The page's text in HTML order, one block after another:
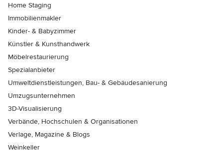
Home Staging
Immobilienmakler
Kinder- & Babyzimmer
Künstler & Kunsthandwerk
Möbelrestaurierung
Spezialanbieter
Umweltdienstleistungen, Bau- & Gebäudesanierung
Umzugsunternehmen
3D-Visualisierung
Verbände, Hochschulen & Organisationen
Verlage, Magazine & Blogs
Weinkeller